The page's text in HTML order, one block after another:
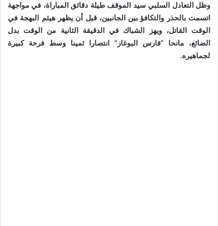
وظل التعادل السلبي سيد الموقف طيلة دقائق المباراة، في مواجهة
اتسمت بالحذر والتكافؤ بين الجانبين، قبل أن يظهر هيثم البهجة في
الوقت القاتل، ويهز الشباك في الدقيقة الثانية من الوقت بدل
الضائع، مانحا “فارس البوغاز” انتصارا ثمينا وسط فرحة كبيرة
لجماهيره.